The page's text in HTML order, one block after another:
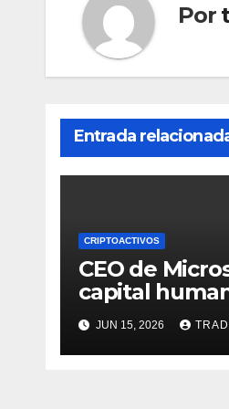
Por
Entrada
CRIPTOACTIVOS
CEO de
capital
vuelve más
a medida que
la IA
JUN 15, 2026